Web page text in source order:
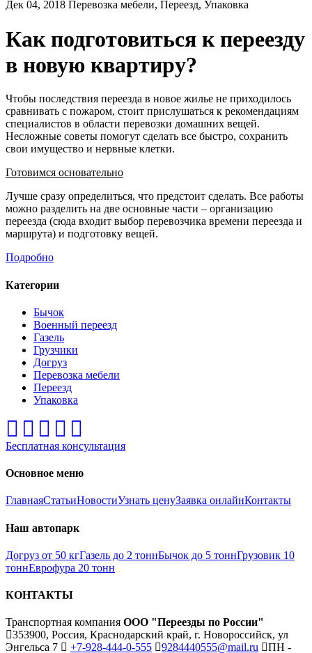
Дек 04, 2018 Перевозка мебели, Переезд, Упаковка
Как подготовиться к переезду
в новую квартиру?
Чтобы последствия переезда в новое жилье не приходилось
сравнивать с пожаром, стоит прислушаться к рекомендациям
специалистов в области перевозки домашних вещей.
Несложные советы помогут сделать все быстро, сохранить
свои имущество и нервные клетки.
Готовимся основательно
Лучше сразу определиться, что предстоит сделать. Все работы
можно разделить на две основные части – организацию
переезда (сюда входит выбор перевозчика времени переезда и
маршрута) и подготовку вещей.
Подробно
Категории
Бычок
Военный переезд
Газель
Грузчики
Догруз
Перевозка мебели
Переезд
Упаковка
Бесплатная консультация
Основное меню
ГлавнаяСтатьиНовостиУзнать ценуЗаявка онлайнКонтакты
Наш автопарк
Догруз от 50 кгГазель до 2 тоннБычок до 5 тоннГрузовик 10
тоннЕврофура 20 тонн
КОНТАКТЫ
Транспортная компания ООО "Переезды по России"
353900, Россия, Краснодарский край, г. Новороссийск, ул
Энгельса 7
+7-928-444-0-555 9284440555@mail.ru ПН -